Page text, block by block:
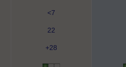
<7
22
+28